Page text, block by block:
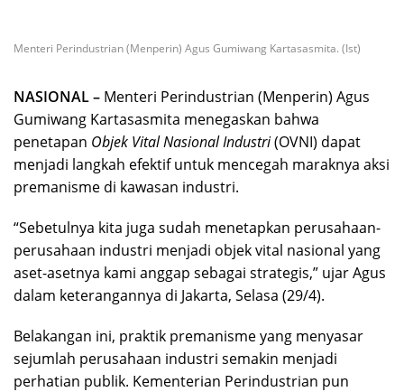
Menteri Perindustrian (Menperin) Agus Gumiwang Kartasasmita. (Ist)
NASIONAL – Menteri Perindustrian (Menperin) Agus
Gumiwang Kartasasmita menegaskan bahwa
penetapan Objek Vital Nasional Industri(OVNI) dapat
menjadi langkah efektif untuk mencegah maraknya aksi
premanisme di kawasan industri.
“Sebetulnya kita juga sudah menetapkan perusahaan-
perusahaan industri menjadi objek vital nasional yang
aset-asetnya kami anggap sebagai strategis,” ujar Agus
dalam keterangannya di Jakarta, Selasa (29/4).
Belakangan ini, praktik premanisme yang menyasar
sejumlah perusahaan industri semakin menjadi
perhatian publik. Kementerian Perindustrian pun